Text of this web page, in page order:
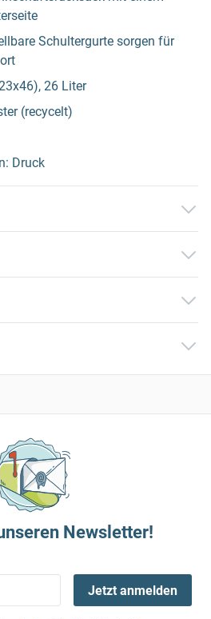
Schultergurte sorgen für
26 Liter
(recycelt)
Druck
Newsletter!
Jetzt anmelden